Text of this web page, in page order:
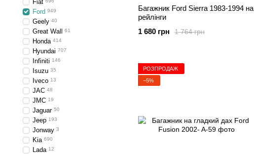
Багажник Ford Sierra 1983-1994 на
рейлінги
1 764 грн
1 680 грн
РОЗПРОДАЖ
−5%
Fiat
Ford 949
Geely 40
Great Wall 61
Honda 414
Hyundai 707
Infiniti 146
Isuzu 35
Iveco 13
JAC 48
JMC 19
Jaguar 50
Jeep 193
Jonway 3
Kia 690
Lada 12